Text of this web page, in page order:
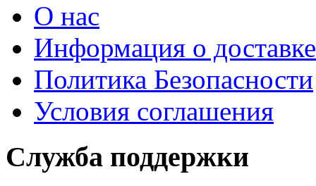
О нас
Информация о доставке
Политика Безопасности
Условия соглашения
Служба поддержки